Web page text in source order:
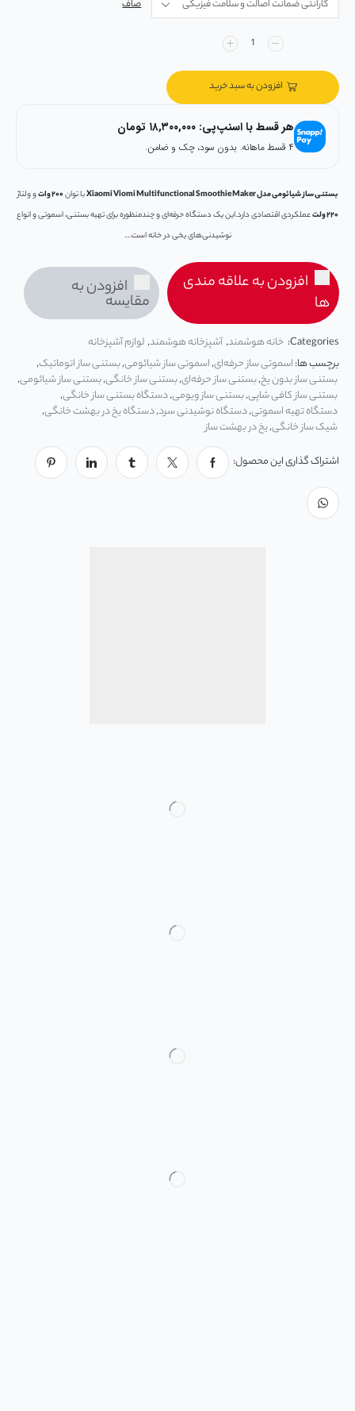
صاف
افزودن به سبد خرید
هر قسط با اسنپ‌پی: ۱۸,۳۰۰,۰۰۰ تومان
۴ قسط ماهانه. بدون سود، چک و ضامن.
بستنی ساز شیائومی مدلXiaomi Viomi Multifunctional Smoothie Makerبا توان۲۰۰ وات
و ولتاژ
۲۲۰ ولت
عملکردی اقتصادی دارد.این یک دستگاه حرفه‌ای و چندمنظوره برای تهیه بستنی، اسموتی و انواع
نوشیدنی‌های یخی در خانه است….
افزودن به علاقه مندی
ها
افزودن به
مقایسه
Categories: خانه هوشمند,آشپزخانه هوشمند,لوازم آشپزخانه
برچسب ها:اسموتی ساز حرفه‌ای,اسموتی ساز شیائومی,بستنی ساز اتوماتیک,
بستنی ساز بدون یخ,بستنی ساز حرفه‌ای,بستنی ساز خانگی,بستنی ساز شیائومی,
بستنی ساز کافی شاپی,بستنی ساز ویومی,دستگاه بستنی ساز خانگی,
دستگاه تهیه اسموتی,دستگاه نوشیدنی سرد,دستگاه یخ در بهشت خانگی,
شیک ساز خانگی,یخ در بهشت ساز
اشتراک گذاری این محصول: